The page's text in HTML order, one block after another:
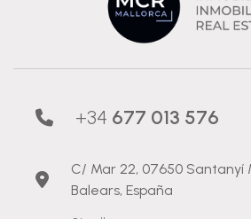
+34 677 013 576
C/ Mar 22, 07650 Santanyí
Balears, España